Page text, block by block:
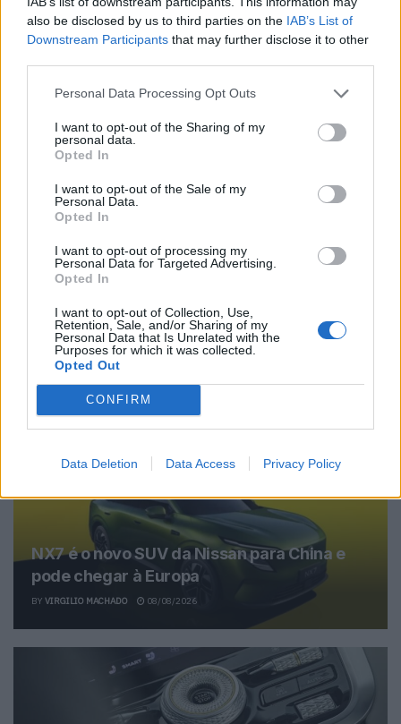
also be disclosed by us to third parties on the IAB’s List of
Downstream Participants that may further disclose it to other
Personal Data Processing Opt Outs
I want to opt-out of the Sharing of my
personal data.
Opted In
I want to opt-out of the Sale of my
Personal Data.
Opted In
I want to opt-out of processing my
Personal Data for Targeted Advertising.
Opted In
I want to opt-out of Collection, Use,
Retention, Sale, and/or Sharing of my
Personal Data that Is Unrelated with the
Purposes for which it was collected.
Opted Out
CONFIRM
Data Deletion Data Access Privacy Policy
eletrificado — mas estamos a falar de um mercado onde
a realidade é bem diferente da nossa.
Ainda não há data confirmada para a estreia no Velho
Continente, mas tudo aponta para uma apresentação no
Vitor Mendes
Related Posts
NX7 é o novo SUV da Nissan para China e
pode chegar à Europa
BY VIRGILIO MACHADO 08/08/2026